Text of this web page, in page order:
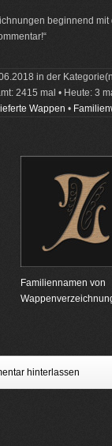
beginnend
in der
2415 mal • Heute: 3
Wappen •
Familiennamen von
hinterlassen